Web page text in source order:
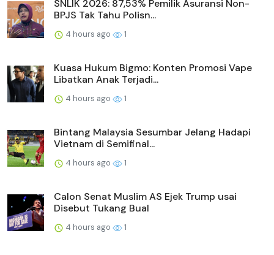
SNLIK 2026: 87,53% Pemilik Asuransi Non-
BPJS Tak Tahu Polisn...
4 hours ago 1
Kuasa Hukum Bigmo: Konten Promosi Vape
Libatkan Anak Terjadi...
4 hours ago 1
Bintang Malaysia Sesumbar Jelang Hadapi
Vietnam di Semifinal...
4 hours ago 1
Calon Senat Muslim AS Ejek Trump usai
Disebut Tukang Bual
4 hours ago 1